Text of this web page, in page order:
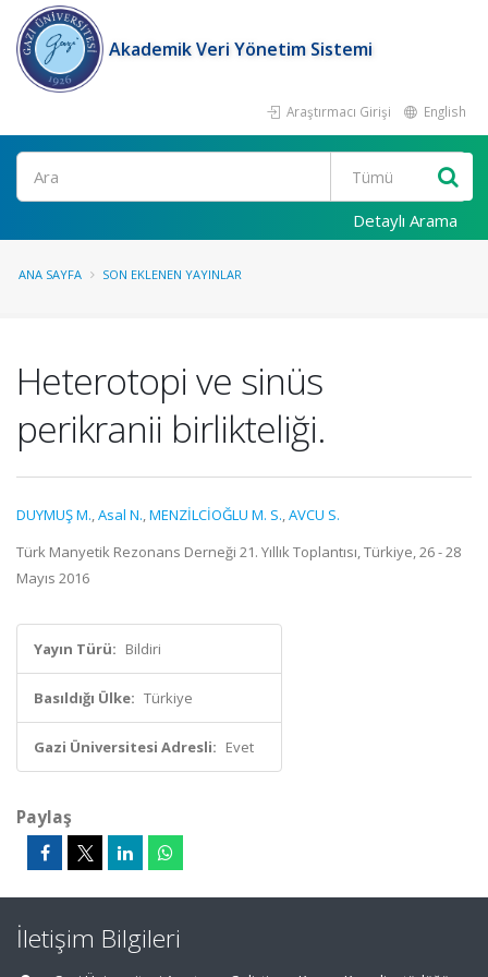
Akademik Veri Yönetim Sistemi
Araştırmacı Girişi English
Ara
Detaylı Arama
ANA SAYFA SON EKLENEN YAYINLAR
Heterotopi ve sinüs
perikranii birlikteliği.
DUYMUŞ M.,Asal N.,MENZİLCİOĞLU M. S.,AVCU S.
Türk Manyetik Rezonans Derneği 21. Yıllık Toplantısı, Türkiye, 26 - 28
Mayıs 2016
Yayın Türü: Bildiri
Basıldığı Ülke: Türkiye
Gazi Üniversitesi Adresli: Evet
Paylaş
İletişim Bilgileri